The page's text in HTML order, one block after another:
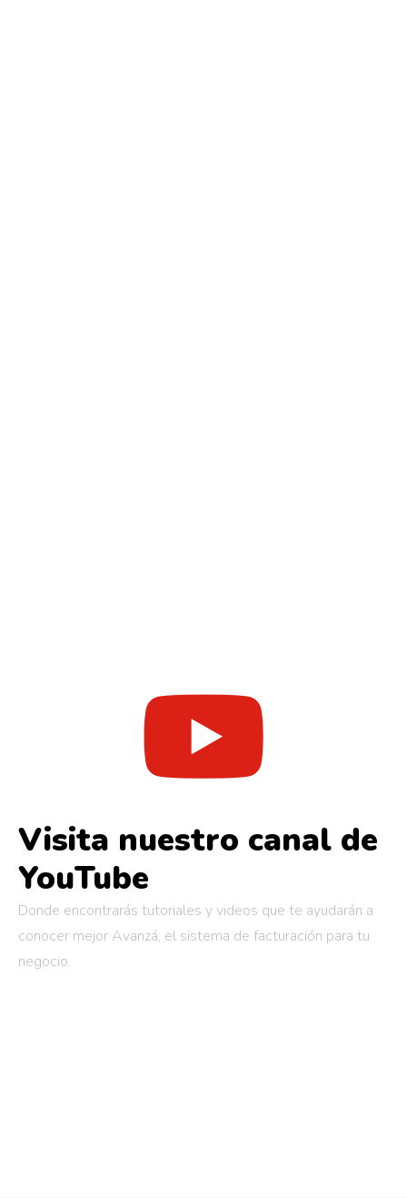
Visita nuestro canal de
YouTube
Donde encontrarás tutoriales y videos que te ayudarán a
conocer mejor Avanzá, el sistema de facturación para tu
negocio.